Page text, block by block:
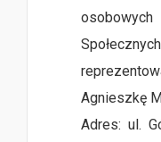
Agnieszkę
Adres: ul.